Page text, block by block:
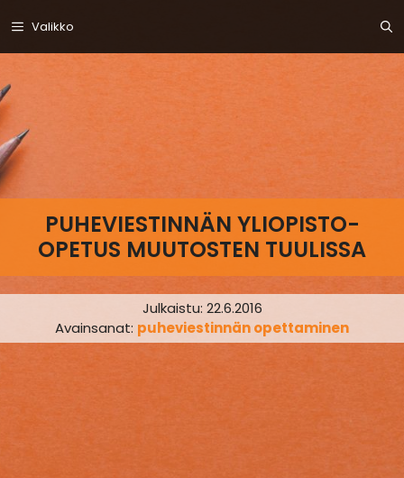
sisältöön
Valikko
PUHEVIESTINNÄN YLIOPISTO-
OPETUS MUUTOSTEN TUULISSA
Julkaistu: 22.6.2016
Avainsanat: puheviestinnän opettaminen